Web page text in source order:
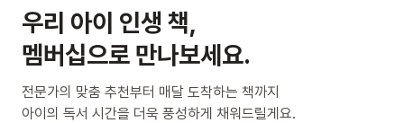
우리 아이 인생 책,
멤버십으로 만나보세요.
전문가의 맞춤 추천부터 매달 도착하는 책까지
아이의 독서 시간을 더욱 풍성하게 채워드릴게요.